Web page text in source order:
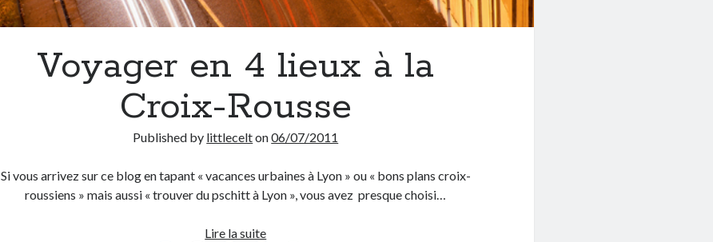
Voyager en 4 lieux à la
Croix-Rousse
Published by littlecelton06/07/2011
Si vous arrivez sur ce blog en tapant « vacances urbaines à Lyon » ou « bons plans croix-
roussiens » mais aussi « trouver du pschitt à Lyon », vous avez presque choisi…
Lire la suiteVoyager